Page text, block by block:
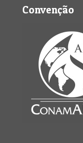
Convenção